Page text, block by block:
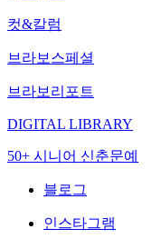
컷&칼럼
브라보스페셜
브라보리포트
DIGITAL LIBRARY
50+ 시니어 신춘문예
블로그
인스타그램